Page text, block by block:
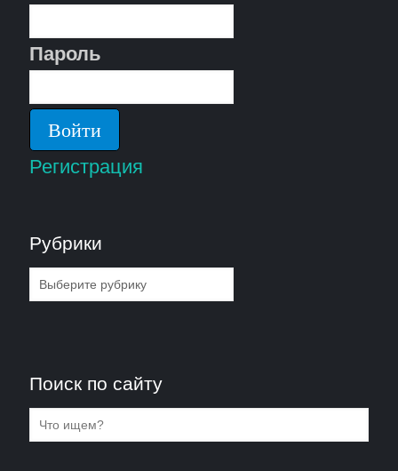
Пароль
Регистрация
Рубрики
Рубрики
Поиск по сайту